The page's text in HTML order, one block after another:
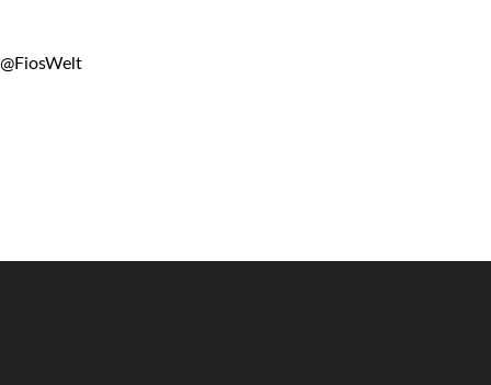
@FiosWelt